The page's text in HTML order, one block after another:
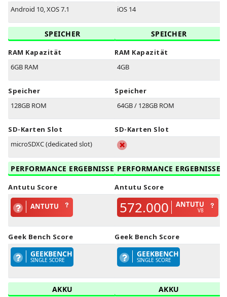
Android 10, XOS 7.1
SPEICHER
RAM Kapazität
6GB RAM
Speicher
128GB ROM
SD-Karten Slot
microSDXC (dedicated slot)
PERFORMANCE ERGEBNISSE
Antutu Score
ANTUTU
Geek Bench Score
GEEKBENCH
SINGLE SCORE
AKKU
iOS 14
SPEICHER
RAM Kapazität
4GB
Speicher
64GB / 128GB ROM
SD-Karten Slot
PERFORMANCE ERGEBNISSE
Antutu Score
572.000 ANTUTU
V8
Geek Bench Score
GEEKBENCH
SINGLE SCORE
AKKU